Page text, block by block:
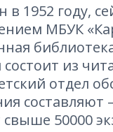
1952 году,
МБУК
из
отдел
составляют
50000